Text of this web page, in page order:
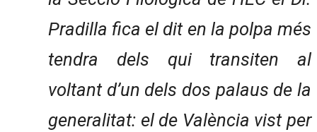
Pradilla fica el dit en la polpa més
tendra dels qui transiten al
voltant d’un dels dos palaus de la
generalitat: el de València vist per